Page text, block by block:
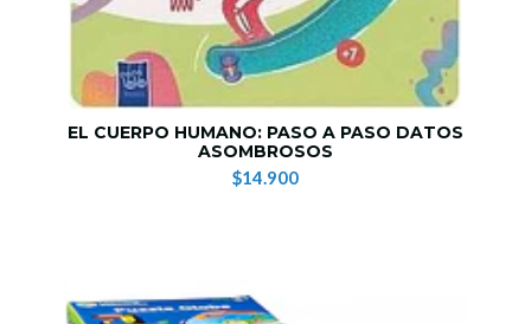
EL CUERPO HUMANO: PASO A PASO DATOS
ASOMBROSOS
$14.900